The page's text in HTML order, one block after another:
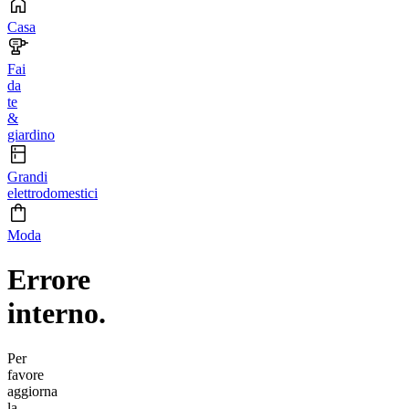
Casa
Fai
da
te
&
giardino
Grandi
elettrodomestici
Moda
Errore
interno.
Per
favore
aggiorna